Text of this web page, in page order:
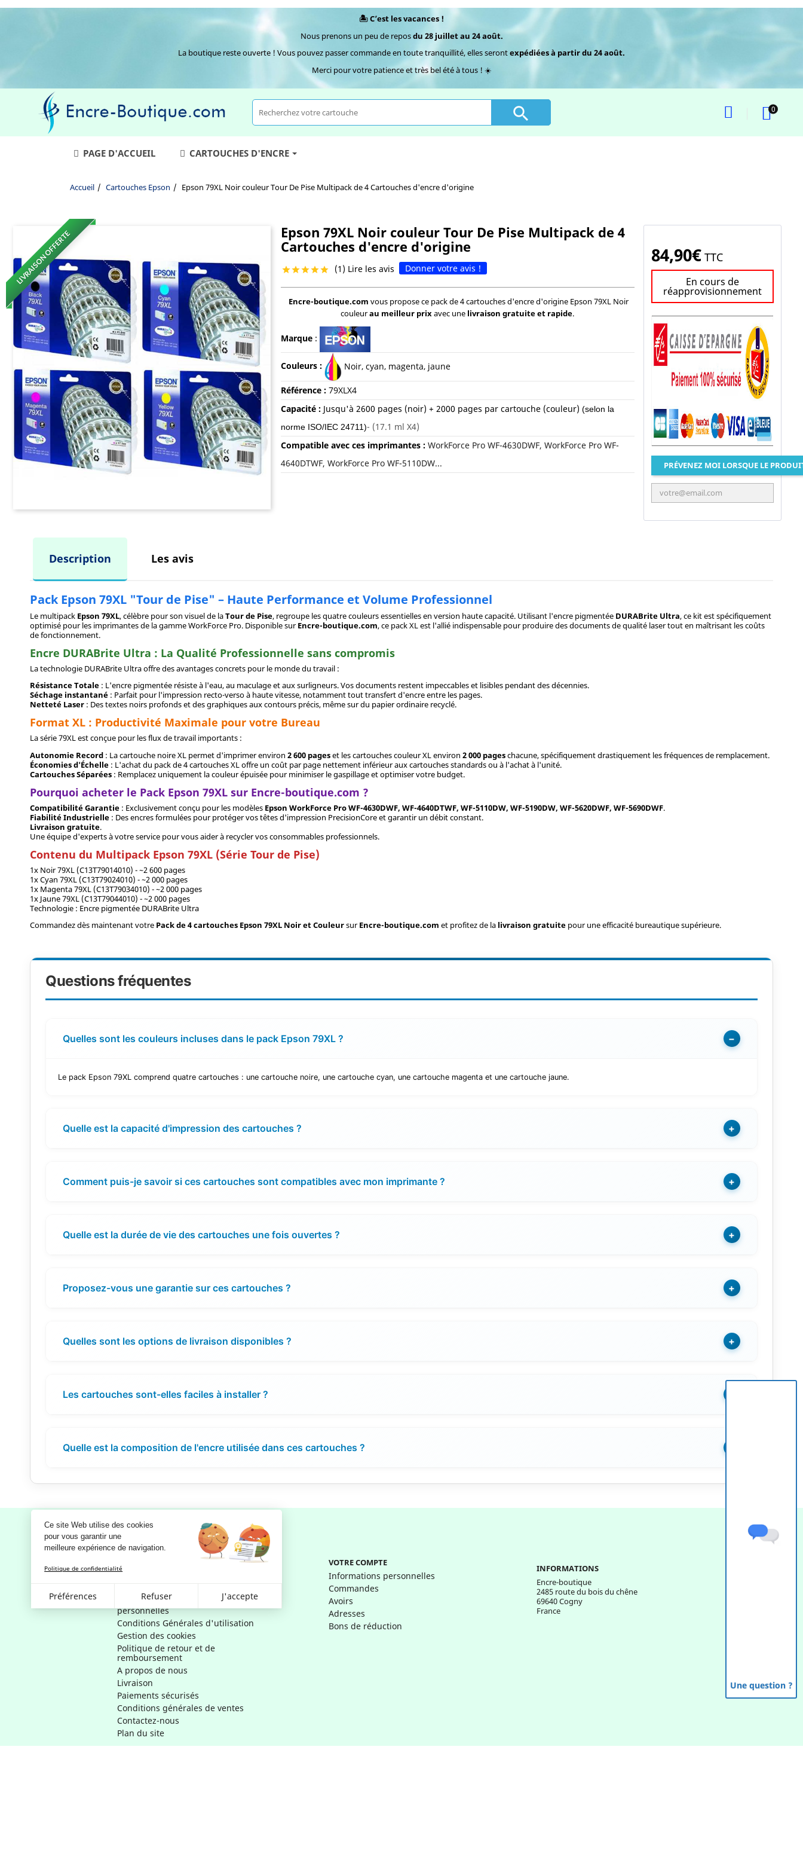
Ce site Web utilise des cookies
pour vous garantir une
meilleure expérience de navigation.
Politique de confidentialité
Préférences Refuser J'accepte
🏝️ C’est les vacances !
Nous prenons un peu de reposdu 28 juillet au 24 août.
La boutique reste ouverte ! Vous pouvez passer commande en toute tranquillité, elles serontexpédiées à partir du 24 août.
Merci pour votre patience et très bel été à tous ! ☀️
 0
PAGE D'ACCUEIL CARTOUCHES D'ENCRE
Accueil Cartouches Epson Epson 79XL Noir couleur Tour De Pise Multipack de 4 Cartouches d'encre d'origine
LIVRAISON OFFERTE
Epson 79XL Noir couleur Tour De Pise Multipack de 4
Cartouches d'encre d'origine
 (1) Lire les avis Donner votre avis !
Encre-boutique.com vous propose ce pack de 4 cartouches d'encre d'origine Epson 79XL Noir
couleurau meilleur prix avec une livraison gratuite et rapide.
Marque:
Couleurs : Noir, cyan, magenta, jaune
Référence : 79XLX4
Capacité : Jusqu'à 2600 pages (noir) + 2000 pages par cartouche (couleur) (selon la
norme ISO/IEC 24711)- (17.1 ml X4)
Compatible avec ces imprimantes : WorkForce Pro WF-4630DWF, WorkForce Pro WF-
4640DTWF, WorkForce Pro WF-5110DW...
Une question ?
84,90€ TTC
En cours de
réapprovisionnement
PRÉVENEZ MOI LORSQUE LE
Description Les avis
Pack Epson 79XL "Tour de Pise" – Haute Performance et Volume Professionnel
Le multipack Epson 79XL, célèbre pour son visuel de laTour de Pise, regroupe les quatre couleurs essentielles en version haute capacité. Utilisant l'encre pigmentée DURABrite Ultra, ce kit est spécifiquement
optimisé pour les imprimantes de la gamme WorkForce Pro. Disponible surEncre-boutique.com, ce pack XL est l'allié indispensable pour produire des documents de qualité laser tout en maîtrisant les coûts
de fonctionnement.
Encre DURABrite Ultra : La Qualité Professionnelle sans compromis
La technologie DURABrite Ultra offre des avantages concrets pour le monde du travail :
Résistance Totale : L'encre pigmentée résiste à l'eau, au maculage et aux surligneurs. Vos documents restent impeccables et lisibles pendant des décennies.
Séchage instantané : Parfait pour l'impression recto-verso à haute vitesse, notamment tout transfert d'encre entre les pages.
Netteté Laser : Des textes noirs profonds et des graphiques aux contours précis, même sur du papier ordinaire recyclé.
Format XL : Productivité Maximale pour votre Bureau
La série 79XL est conçue pour les flux de travail importants :
Autonomie Record : La cartouche noire XL permet d'imprimer environ2 600 pageset les cartouches couleur XL environ2 000 pageschacune, spécifiquement drastiquement les fréquences de remplacement.
Économies d'Échelle : L'achat du pack de 4 cartouches XL offre un coût par page nettement inférieur aux cartouches standards ou à l'achat à l'unité.
Cartouches Séparées : Remplacez uniquement la couleur épuisée pour minimiser le gaspillage et optimiser votre budget.
Pourquoi acheter le Pack Epson 79XL sur Encre-boutique.com ?
Compatibilité Garantie : Exclusivement conçu pour les modèles Epson WorkForce Pro WF-4630DWF, WF-4640DTWF, WF-5110DW, WF-5190DW, WF-5620DWF, WF-5690DWF.
Fiabilité Industrielle : Des encres formulées pour protéger vos têtes d'impression PrecisionCore et garantir un débit constant.
Livraison gratuite.
Une équipe d'experts à votre service pour vous aider à recycler vos consommables professionnels.
Contenu du Multipack Epson 79XL (Série Tour de Pise)
1x Noir 79XL (C13T79014010) - ~2 600 pages
1x Cyan 79XL (C13T79024010) - ~2 000 pages
1x Magenta 79XL (C13T79034010) - ~2 000 pages
1x Jaune 79XL (C13T79044010) - ~2 000 pages
Technologie : Encre pigmentée DURABrite Ultra
Commandez dès maintenant votre Pack de 4 cartouches Epson 79XL Noir et CouleursurEncre-boutique.com et profitez de la livraison gratuite pour une efficacité bureautique supérieure.
Questions fréquentes
Quelles sont les couleurs incluses dans le pack Epson 79XL ? −
Le pack Epson 79XL comprend quatre cartouches : une cartouche noire, une cartouche cyan, une cartouche magenta et une cartouche jaune.
Quelle est la capacité d'impression des cartouches ? +
Comment puis-je savoir si ces cartouches sont compatibles avec mon imprimante ? +
Quelle est la durée de vie des cartouches une fois ouvertes ? +
Proposez-vous une garantie sur ces cartouches ? +
Quelles sont les options de livraison disponibles ? +
Les cartouches sont-elles faciles à installer ?
Quelle est la composition de l'encre utilisée dans ces cartouches ?
Notre société
RGPD - Politique de confidentialité
et d'utilisation des données
personnelles
Conditions Générales d'utilisation
Gestion des cookies
Politique de retour et de
remboursement
A propos de nous
Livraison
Paiements sécurisés
Conditions générales de ventes
Contactez-nous
Plan du site
VOTRE COMPTE
Informations personnelles
Commandes
Avoirs
Adresses
Bons de réduction
INFORMATIONS
Encre-boutique
2485 route du bois du chêne
69640 Cogny
France